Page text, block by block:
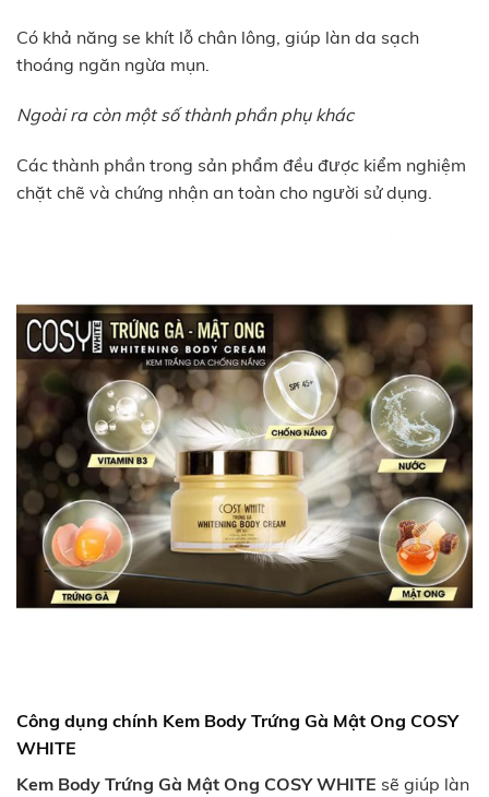
Có khả năng se khít lỗ chân lông, giúp làn da sạch
thoáng ngăn ngừa mụn.
Ngoài ra còn một số thành phần phụ khác
Các thành phần trong sản phẩm đều được kiểm nghiệm
chặt chẽ và chứng nhận an toàn cho người sử dụng.
Công dụng chính Kem Body Trứng Gà Mật Ong COSY
WHITE
Kem Body Trứng Gà Mật Ong COSY WHITE sẽ giúp làn